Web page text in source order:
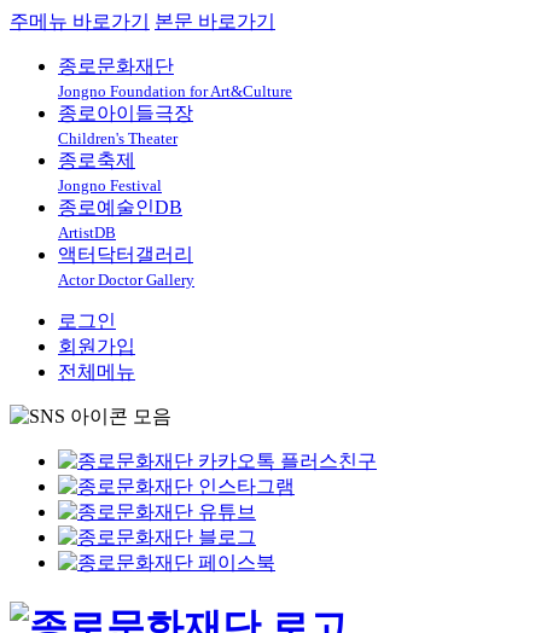
주메뉴 바로가기 본문 바로가기
종로문화재단
Jongno Foundation for Art&Culture
종로아이들극장
Children's Theater
종로축제
Jongno Festival
종로예술인DB
ArtistDB
액터닥터갤러리
Actor Doctor Gallery
로그인
회원가입
전체메뉴